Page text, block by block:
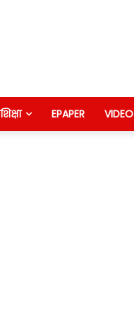
शिक्षा EPAPER VIDEO